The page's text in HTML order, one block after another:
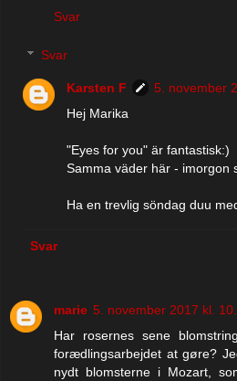
Svar
Svar
Karsten F
5. november
Hej Marika
"Eyes for you" är fantastisk:)
Samma väder här - imorgon
Ha en trevlig söndag duu
Svar
marie 5. november 2017 kl.
Har rosernes sene
forædlingsarbejdet at gøre?
nydt blomsterne i Mozart,